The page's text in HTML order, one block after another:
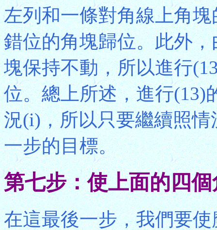
左列和一條對角線上角
錯位的角塊歸位。此外
塊保持不動，所以進行
位。總上所述，進行(13)
況(i)，所以只要繼續照
一步的目標。
第七步：使上面的四
在這最後一步，我們要